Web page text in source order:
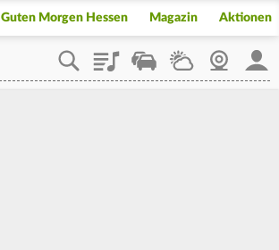
Guten Morgen Hessen Magazin Aktionen
PlaylistStaupilotWetterWebcam